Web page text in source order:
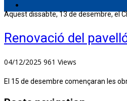
Aquest dissabte, 13 de desembre, el
Renovació del
04/12/2025 961 Views
El 15 de desembre començaran les